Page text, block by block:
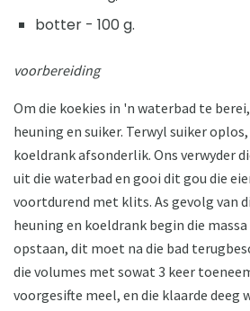
botter - 100 g.
voorbereiding
Om die koekies in 'n waterbad te
heuning en suiker. Terwyl suiker
koeldrank afsonderlik. Ons verwyder
uit die waterbad en gooi dit gou die
voortdurend met klits. As gevolg van
heuning en koeldrank begin die
opstaan, dit moet na die bad
die volumes met sowat 3 keer
voorgesifte meel, en die klaarde deeg